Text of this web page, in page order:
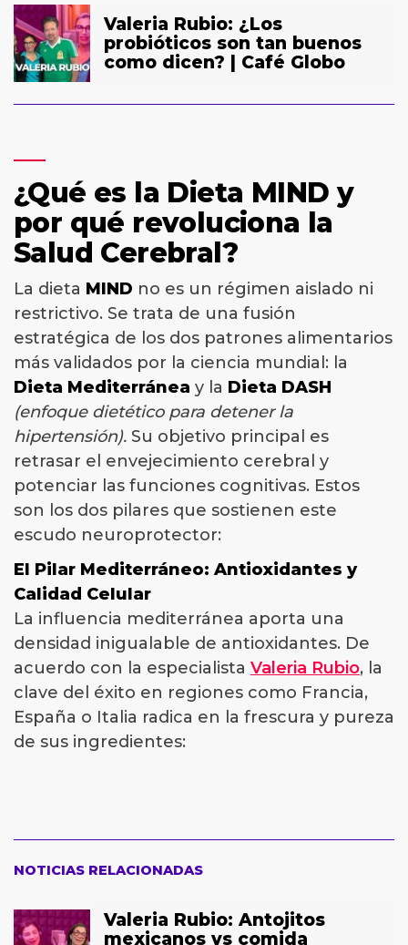
Valeria Rubio: ¿Los
probióticos son tan buenos
como dicen? | Café Globo
¿Qué es la Dieta MIND y
por qué revoluciona la
Salud Cerebral?
La dieta MIND no es un régimen aislado ni
restrictivo. Se trata de una fusión
estratégica de los dos patrones alimentarios
más validados por la ciencia mundial: la
Dieta Mediterránea y la Dieta DASH
(enfoque dietético para detener la
hipertensión). Su objetivo principal es
retrasar el envejecimiento cerebral y
potenciar las funciones cognitivas. Estos
son los dos pilares que sostienen este
escudo neuroprotector:
El Pilar Mediterráneo: Antioxidantes y
Calidad Celular
La influencia mediterránea aporta una
densidad inigualable de antioxidantes. De
acuerdo con la especialista Valeria Rubio, la
clave del éxito en regiones como Francia,
España o Italia radica en la frescura y pureza
de sus ingredientes:
NOTICIAS RELACIONADAS
Valeria Rubio: Antojitos
mexicanos vs comida